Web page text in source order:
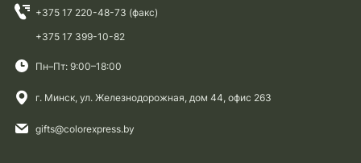
+375 17 220-48-73 (факс)
+375 17 399-10-82
Пн–Пт: 9:00–18:00
г. Минск, ул. Железнодорожная, дом 44, офис 263
gifts@colorexpress.by